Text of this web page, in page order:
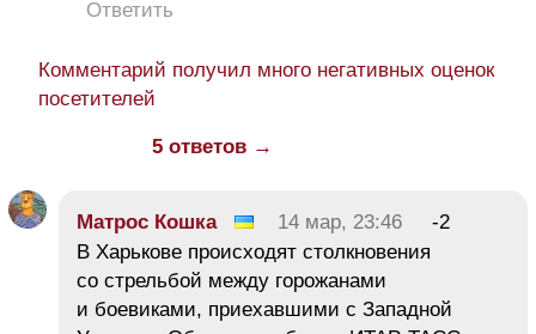
Ответить
Комментарий получил много негативных оценок
посетителей
5 ответов →
Матрос Кошка 14 мар, 23:46
-2
В Харькове происходят столкновения
со стрельбой между горожанами
и боевиками, приехавшими с Западной